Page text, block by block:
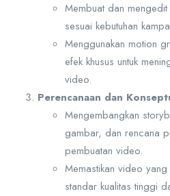
Membuat dan
sesuai kebutuhan
Menggunakan motion
efek khusus untuk
video.
Perencanaan dan
Mengembangkan
gambar, dan rencana
pembuatan video.
Memastikan video
standar kualitas tinggi